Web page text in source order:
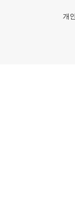
개